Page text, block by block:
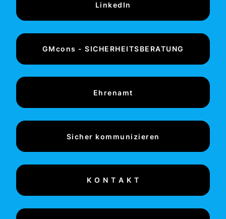
LinkedIn
GMcons - SICHERHEITSBERATUNG
Ehrenamt
Sicher kommunizieren
K O N T A K T